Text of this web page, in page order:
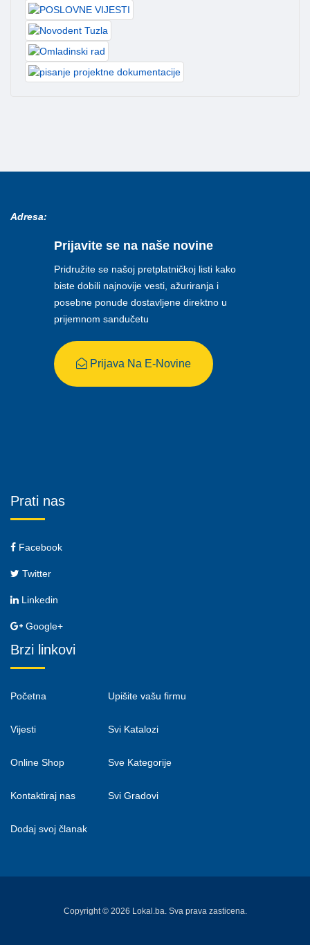
Adresa:
Prijavite se na naše novine
Pridružite se našoj pretplatničkoj listi kako
biste dobili najnovije vesti, ažuriranja i
posebne ponude dostavljene direktno u
prijemnom sandučetu
Prijava Na E-Novine
Prati nas
Facebook
Twitter
Linkedin
Google+
Brzi linkovi
Početna
Vijesti
Online Shop
Kontaktiraj nas
Dodaj svoj članak
Upišite vašu firmu
Svi Katalozi
Sve Kategorije
Svi Gradovi
Copyright © 2026 Lokal.ba. Sva prava zasticena.